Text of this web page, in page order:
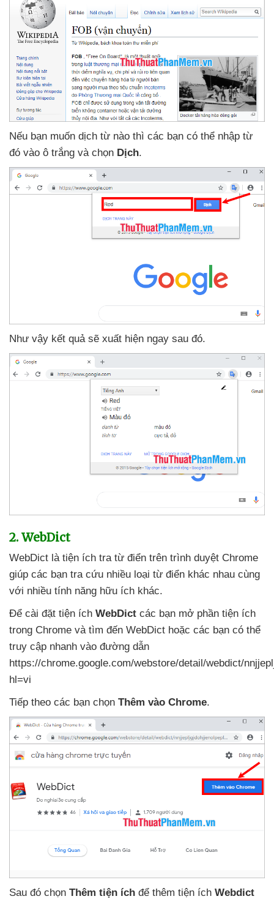
Nếu bạn muốn dịch từ nào thì các bạn có thể nhập từ
đó vào ô trắng và chọn Dịch.
Như vậy kết quả sẽ xuất hiện ngay sau đó.
2. WebDict
WebDict là tiện ích tra từ điển trên trình duyệt Chrome
giúp các bạn tra cứu nhiều loại từ điển khác nhau cùng
với nhiều tính năng hữu ích khác.
Để cài đặt tiện ích WebDict các bạn mở phần tiện ích
trong Chrome và tìm đến WebDict hoặc các bạn có thể
truy cập nhanh vào đường dẫn
https://chrome.google.com/webstore/detail/webdict/
hl=vi
Tiếp theo các bạn chọn Thêm vào Chrome.
Sau đó chọn Thêm tiện ích để thêm tiện ích Webdict